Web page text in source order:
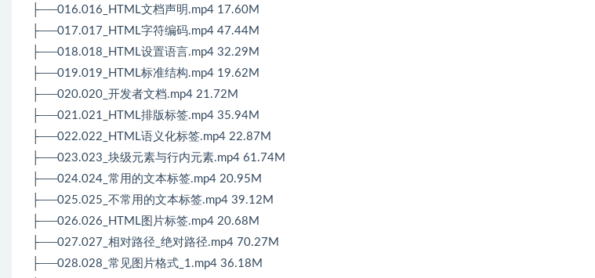
├──016.016_HTML文档声明.mp4 17.60M
├──017.017_HTML字符编码.mp4 47.44M
├──018.018_HTML设置语言.mp4 32.29M
├──019.019_HTML标准结构.mp4 19.62M
├──020.020_开发者文档.mp4 21.72M
├──021.021_HTML排版标签.mp4 35.94M
├──022.022_HTML语义化标签.mp4 22.87M
├──023.023_块级元素与行内元素.mp4 61.74M
├──024.024_常用的文本标签.mp4 20.95M
├──025.025_不常用的文本标签.mp4 39.12M
├──026.026_HTML图片标签.mp4 20.68M
├──027.027_相对路径_绝对路径.mp4 70.27M
├──028.028_常见图片格式_1.mp4 36.18M